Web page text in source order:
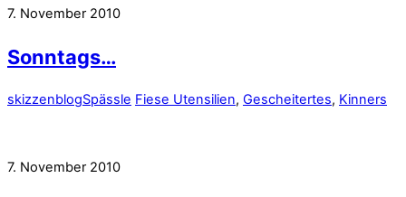
7. November 2010
Sonntags…
skizzenblogSpässle Fiese Utensilien, Gescheitertes, Kinners
7. November 2010